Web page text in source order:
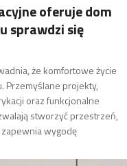
oferuje dom
sprawdzi się
że komfortowe życie
Przemyślane projekty,
oraz funkcjonalne
stworzyć przestrzeń,
wygodę